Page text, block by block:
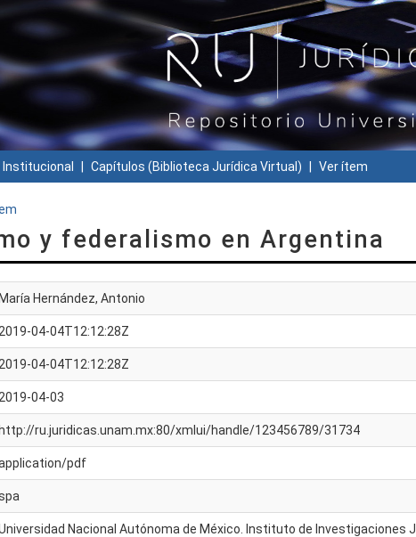
Capítulos (Biblioteca Jurídica Virtual) Ver ítem
y federalismo en Argentina
María Hernández, Antonio
2019-04-04T12:12:28Z
2019-04-04T12:12:28Z
2019-04-03
http://ru.juridicas.unam.mx:80/xmlui/handle/123456789/31734
pdf
Nacional Autónoma de México. Instituto de Investigaciones